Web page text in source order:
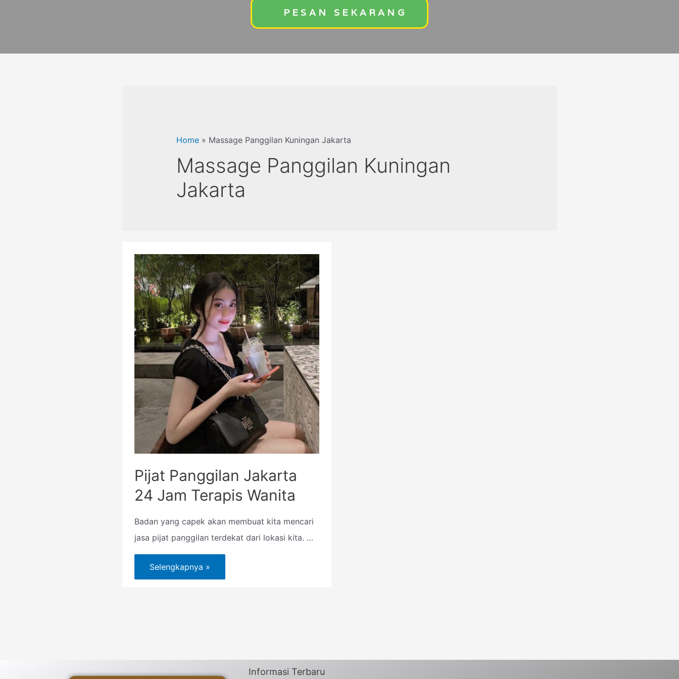
PESAN SEKARANG
Home» Massage Panggilan Kuningan Jakarta
Massage Panggilan Kuningan
Jakarta
Pijat Panggilan Jakarta
24 Jam Terapis Wanita
Badan yang capek akan membuat kita mencari
jasa pijat panggilan terdekat dari lokasi kita. …
Selengkapnya »
Informasi Terbaru